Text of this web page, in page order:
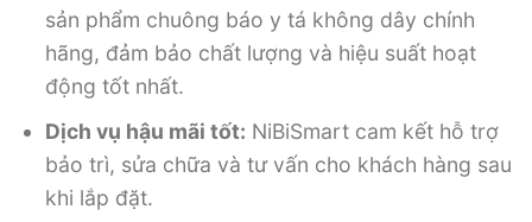
sản phẩm chuông báo y tá không dây chính
hãng, đảm bảo chất lượng và hiệu suất hoạt
động tốt nhất.
Dịch vụ hậu mãi tốt: NiBiSmart cam kết hỗ trợ
bảo trì, sửa chữa và tư vấn cho khách hàng sau
khi lắp đặt.